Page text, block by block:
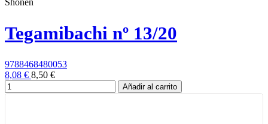
Shonen
Tegamibachi nº 13/20
9788468480053
8,08 € 8,50 €
Añadir al carrito